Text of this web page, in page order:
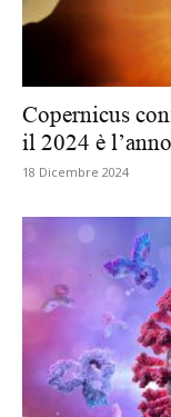
Copernicus
il 2024 è
18 Dicembre 2024